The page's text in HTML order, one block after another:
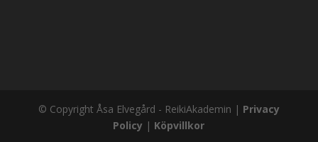
© Copyright Åsa Elvegård - ReikiAkademin | Privacy
Policy | Köpvillkor